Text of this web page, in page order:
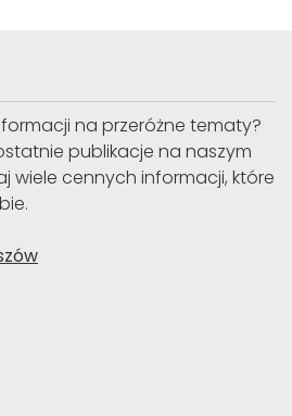
na przeróżne tematy?
publikacje na naszym
wiele cennych informacji, które